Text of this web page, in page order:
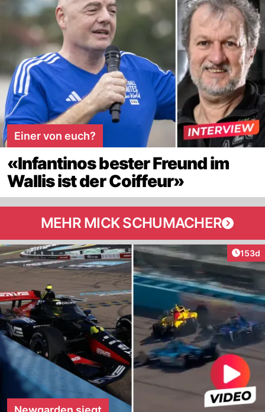
Einer von euch?
«Infantinos bester Freund im
Wallis ist der Coiffeur»
MEHR MICK SCHUMACHER
153d